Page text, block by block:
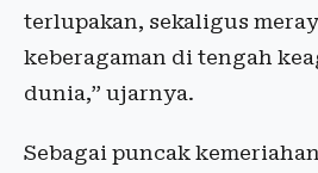
terlupakan, sekaligus
keberagaman di tengah
dunia,” ujarnya.
Sebagai puncak